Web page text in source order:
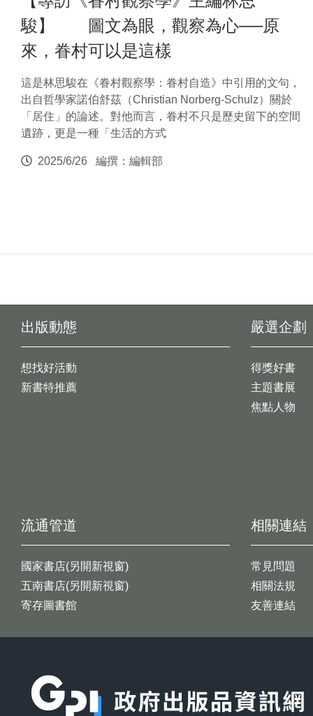
駿】 圖文為眼，觀察為心──原
來，眷村可以是這樣
這是林思駿在《眷村觀察學：眷村自造》中引用的文句，
出自哲學家諾伯舒茲（Christian Norberg-Schulz）關於
「居住」的論述。對他而言，眷村不只是歷史留下的空間
遺跡，更是一種「生活的方式
2025/6/26 編撰：編輯部
出版動態
想找好活動
新書特推薦
嚴選企劃
得獎好書
主題書展
焦點人物
流通管道
國家書店(另開新視窗)
五南書店(另開新視窗)
寄存圖書館
相關連結
常見問題
相關法規
友善連結